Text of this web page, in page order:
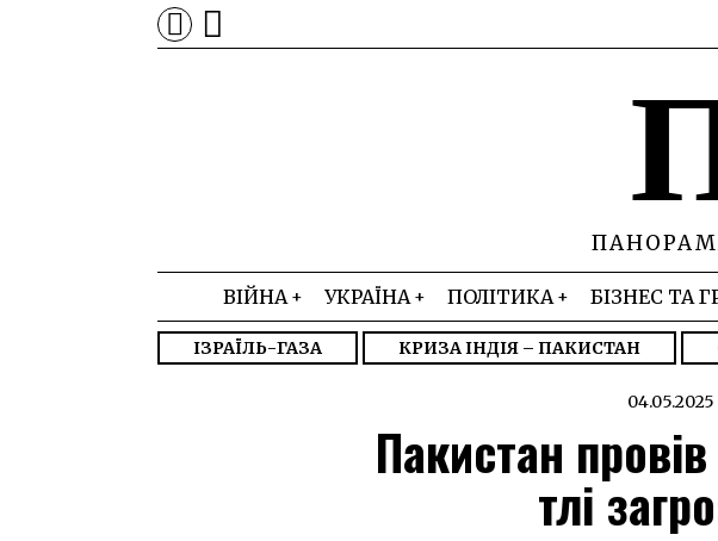
ВІЙНА УКРАЇНА ПОЛІТИКА БІЗНЕС ТА
ІЗРАЇЛЬ-ГАЗА КРИЗА ІНДІЯ – ПАКИСТАН
04.05.2025
Пакистан
тлі